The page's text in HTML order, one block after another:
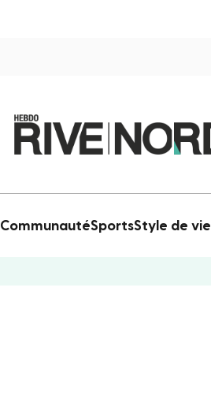
CommunautéSportsStyle de vie